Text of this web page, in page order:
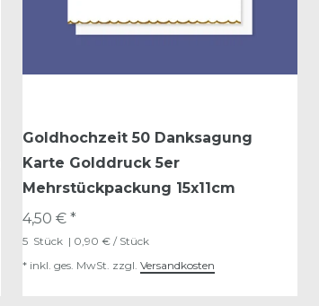
Goldhochzeit 50 Danksagung
Karte Golddruck 5er
Mehrstückpackung 15x11cm
4,50 € *
5 Stück | 0,90 € / Stück
* inkl. ges. MwSt. zzgl. Versandkosten